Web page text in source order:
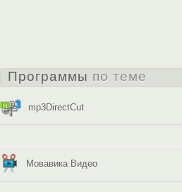
Программы по теме
mp3DirectCut
Мовавика Видео